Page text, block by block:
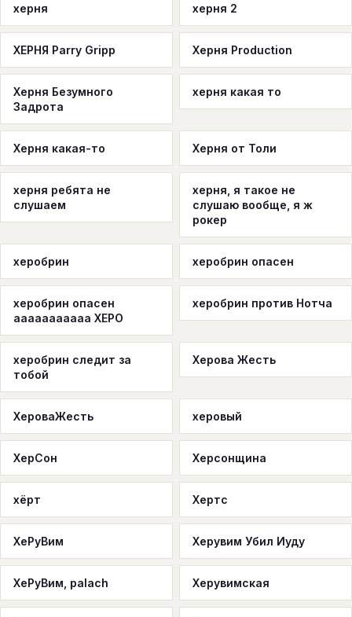
херня херня 2
ХЕРНЯ Parry Gripp Херня Production
Херня Безумного
Задрота
херня какая то
Херня какая-то Херня от Толи
херня ребята не
слушаем
херня, я такое не
слушаю вообще, я ж
рокер
херобрин херобрин опасен
херобрин опасен
ааааааааааа XEPO
херобрин против Нотча
херобрин следит за
тобой
Херова Жесть
ХероваЖесть херовый
ХерСон Херсонщина
хёрт Хертс
ХеРуВим Херувим Убил Иуду
ХеРуВим, palach Херувимская